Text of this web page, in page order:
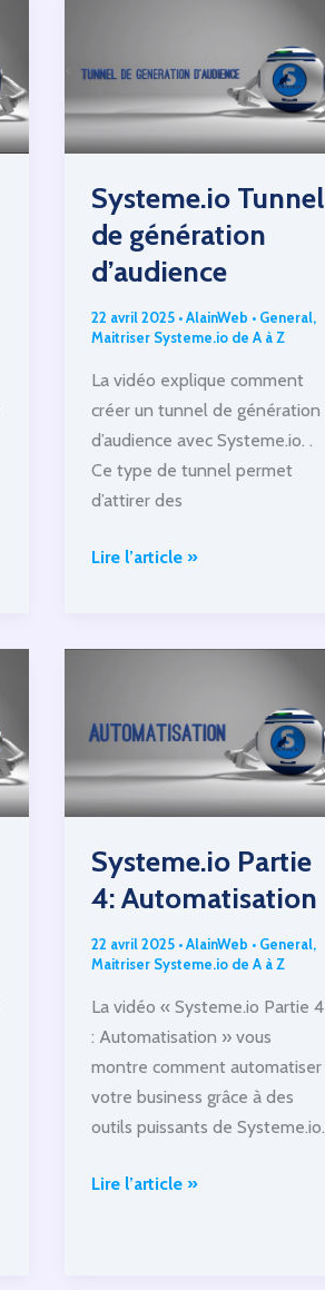
Systeme.io Tunnel
de génération
d’audience
22 avril 2025 •AlainWeb • General,
Maitriser Systeme.io de A à Z
La vidéo explique comment
créer un tunnel de génération
d’audience avec Systeme.io. .
Ce type de tunnel permet
d’attirer des
Systeme.io
génération
Lire l’article »
Systeme.io Partie
4: Automatisation
22 avril 2025 •AlainWeb • General,
Maitriser Systeme.io de A à Z
La vidéo « Systeme.io Partie 4
: Automatisation » vous
montre comment automatiser
votre business grâce à des
outils puissants de Systeme.io.
Systeme.io
Lire l’article »